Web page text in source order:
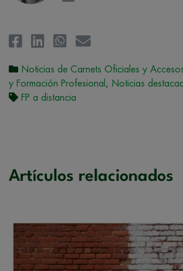
Noticias de Carnets Oficiales y
y Formación Profesional , Noticias
FP a distancia
Artículos relacionados